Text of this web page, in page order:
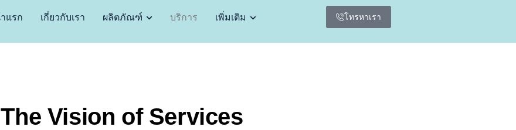
แรก เกี่ยวกับเรา ผลิตภัณฑ์ บริการ เพิ่มเติม โทรหาเรา
The Vision of Services